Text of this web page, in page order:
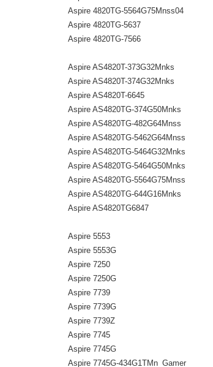
Aspire 4820TG-5564G75Mnss04
Aspire 4820TG-5637
Aspire 4820TG-7566
Aspire AS4820T-373G32Mnks
Aspire AS4820T-374G32Mnks
Aspire AS4820T-6645
Aspire AS4820TG-374G50Mnks
Aspire AS4820TG-482G64Mnss
Aspire AS4820TG-5462G64Mnss
Aspire AS4820TG-5464G32Mnks
Aspire AS4820TG-5464G50Mnks
Aspire AS4820TG-5564G75Mnss
Aspire AS4820TG-644G16Mnks
Aspire AS4820TG6847
Aspire 5553
Aspire 5553G
Aspire 7250
Aspire 7250G
Aspire 7739
Aspire 7739G
Aspire 7739Z
Aspire 7745
Aspire 7745G
Aspire 7745G-434G1TMn_Gamer